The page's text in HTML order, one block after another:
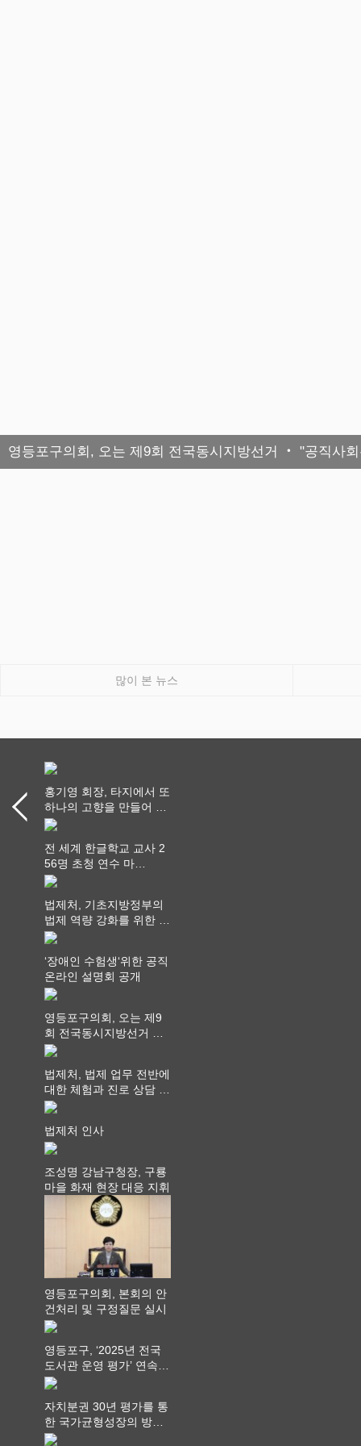
영등포구의회, 오는 제9회 전국동시지방선거 ‧ "공직사
많이 본 뉴스
홍기영 회장, 타지에서 또
하나의 고향을 만들어 가
다
전 세계 한글학교 교사 2
56명 초청 연수 마
쳐...“수업은 더 깊게, 교
법제처, 기초지방정부의
법제 역량 강화를 위한 전
라권 현장설명회 개최
‘장애인 수험생‘위한 공직
온라인 설명회 공개
영등포구의회, 오는 제9
회 전국동시지방선거 ‧
"공직사회는 어느 때보다
를 지켜야 할 것"
법제처, 법제 업무 전반에
대한 체험과 진로 상담 기
회 제공
법제처 인사
조성명 강남구청장, 구룡
마을 화재 현장 대응 지휘
영등포구의회, 본회의 안
건처리 및 구정질문 실시
영등포구, ‘2025년 전국
도서관 운영 평가’ 연속
최고 영예 장관상에서 ‘대
자치분권 30년 평가를 통
한 국가균형성장의 방향
과 과제 논의